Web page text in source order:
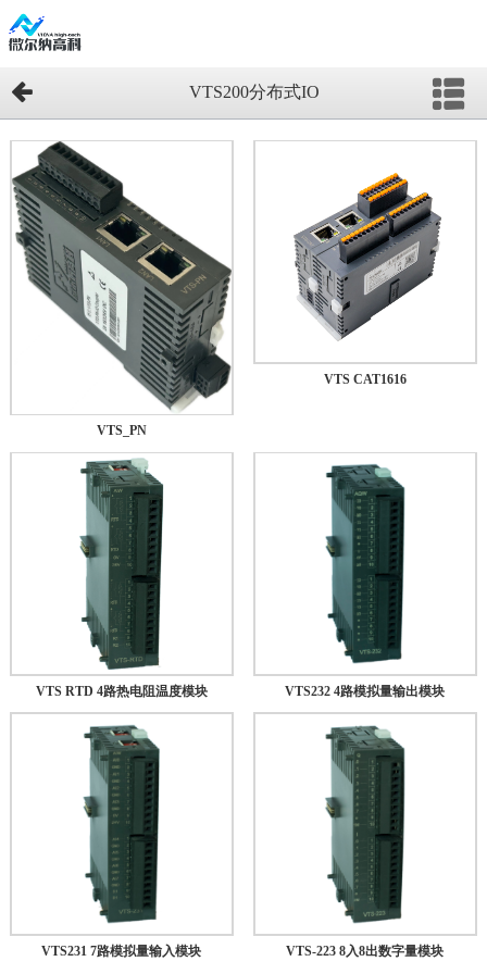
VTS200分布式IO
VTS_PN
VTS CAT1616
VTS RTD 4路热电阻温度模块 VTS232 4路模拟量输出模块
VTS231 7路模拟量输入模块 VTS-223 8入8出数字量模块